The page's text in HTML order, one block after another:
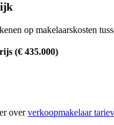
op makelaarskosten
(€ 435.000)
oververkoopmakelaar